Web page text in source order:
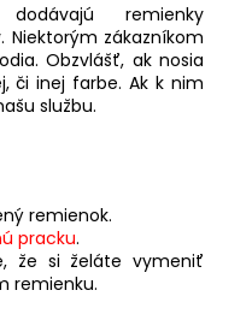
remienky
zákazníkom
Obzvlášť, ak nosia
či inej farbe. Ak k nim
službu.
remienok.
pracku.
že si želáte vymeniť
remienku.